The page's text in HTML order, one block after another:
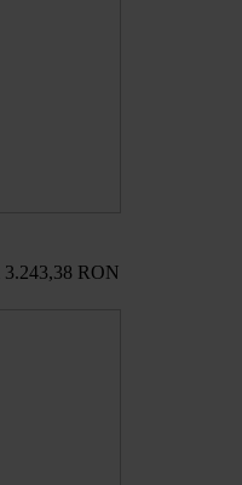
3.243,38 RON